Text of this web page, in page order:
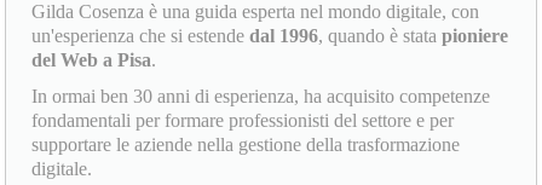
Gilda Cosenza è una guida esperta nel mondo digitale, con
un'esperienza che si estendedal 1996, quando è statapioniere
del Web a Pisa.
In ormai ben 30 anni di esperienza, ha acquisito competenze
fondamentali per formare professionisti del settore e per
supportare le aziende nella gestione della trasformazione
digitale.